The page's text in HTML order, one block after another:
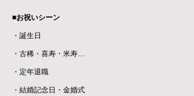
■お祝いシーン
・誕生日
・古稀・喜寿・米寿…
・定年退職
・結婚記念日・金婚式